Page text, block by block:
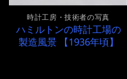
時計工房・技術者の写真
ハミルトンの時計工場の
製造風景 【1936年頃】